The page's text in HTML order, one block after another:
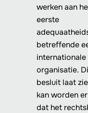
werken aan
eerste
betreffende
internationale
organisatie.
besluit laat
kan worden
dat het